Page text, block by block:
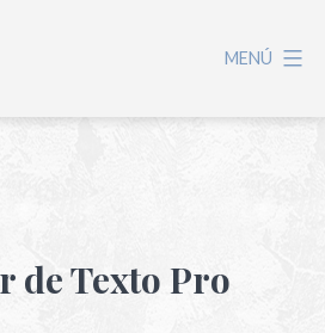
MENÚ
de Texto Pro